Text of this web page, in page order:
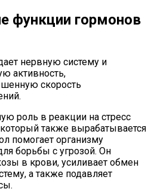
функции гормонов
нервную систему и
активность,
скорость
роль в реакции на стресс
также вырабатывается
помогает организму
борьбы с угрозой. Он
в крови, усиливает обмен
а также подавляет